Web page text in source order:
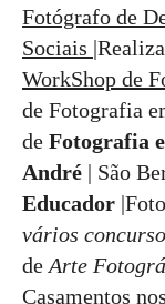
Fotógrafo de
Sociais
WorkShop de
de Fotografia
de Fotografia
André | São
Educador
vários
de Arte
Casamentos